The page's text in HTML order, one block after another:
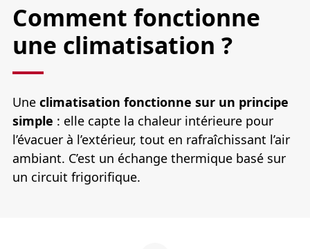
Comment fonctionne
une climatisation ?
Une climatisation fonctionne sur un principe
simple : elle capte la chaleur intérieure pour
l’évacuer à l’extérieur, tout en rafraîchissant l’air
ambiant. C’est un échange thermique basé sur
un circuit frigorifique.